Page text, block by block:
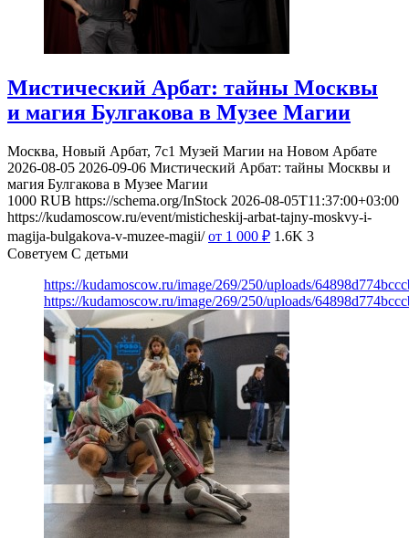
Мистический Арбат: тайны Москвы
и магия Булгакова в Музее Магии
Москва, Новый Арбат, 7с1 Музей Магии на Новом Арбате
2026-08-05 2026-09-06 Мистический Арбат: тайны Москвы и
магия Булгакова в Музее Магии
1000 RUB https://schema.org/InStock 2026-08-05T11:37:00+03:00
https://kudamoscow.ru/event/misticheskij-arbat-tajny-moskvy-i-
magija-bulgakova-v-muzee-magii/ от 1 000 ₽ 1.6K 3
Советуем С детьми
https://kudamoscow.ru/image/269/250/uploads/
https://kudamoscow.ru/image/269/250/uploads/